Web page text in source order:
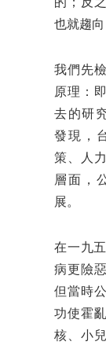
的；反
也就趨向
我們先
原理：
去的研
發現，
策、人
層面，
展。
在一九
病更險
但當時
功使霍
核、小